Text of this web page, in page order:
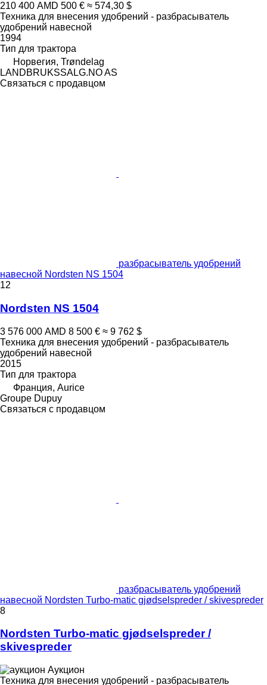
210 400 AMD 500 € ≈ 574,30 $
Техника для внесения удобрений - разбрасыватель
удобрений навесной
1994
Тип для трактора
Норвегия, Trøndelag
LANDBRUKSSALG.NO AS
Связаться с продавцом
разбрасыватель удобрений
навесной Nordsten NS 1504
12
Nordsten NS 1504
3 576 000 AMD 8 500 € ≈ 9 762 $
Техника для внесения удобрений - разбрасыватель
удобрений навесной
2015
Тип для трактора
Франция, Aurice
Groupe Dupuy
Связаться с продавцом
разбрасыватель удобрений
навесной Nordsten Turbo-matic gjødselspreder / skivespreder
8
Nordsten Turbo-matic gjødselspreder /
skivespreder
Аукцион
Техника для внесения удобрений - разбрасыватель